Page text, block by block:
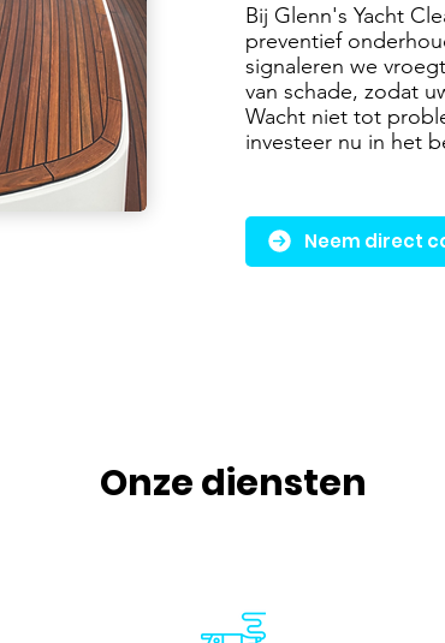
Bij Glenn's Yacht
preventief
signaleren we
van schade, zodat
Wacht niet tot
investeer nu in het
Neem direct
Onze diensten